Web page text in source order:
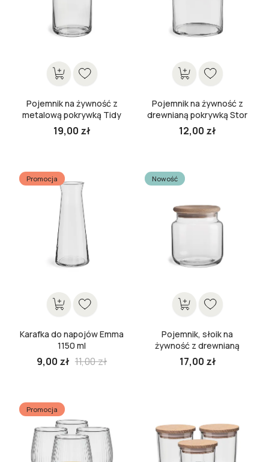
Pojemnik na żywność z
metalową pokrywką Tidy
20 cm
19,00 zł
Pojemnik na żywność z
drewnianą pokrywką Stor
10 cm
12,00 zł
Promocja
Karafka do napojów Emma
1150 ml
9,00 zł 11,00 złCena
Nowość
Pojemnik, słoik na
żywność z drewnianą
pokrywką Stor 10 cm
17,00 zł
Promocja